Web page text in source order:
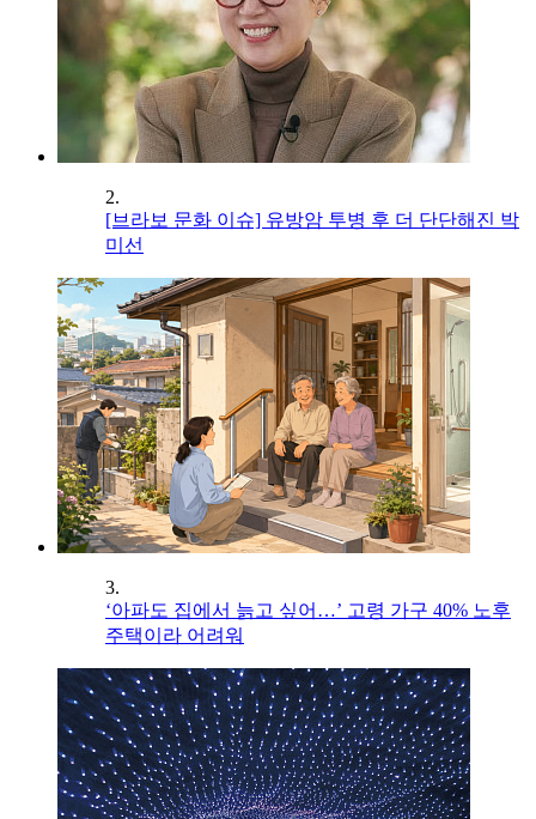
2.
[브라보 문화 이슈] 유방암 투병 후 더 단단해진 박
미선
3.
‘아파도 집에서 늙고 싶어…’ 고령 가구 40% 노후
주택이라 어려워